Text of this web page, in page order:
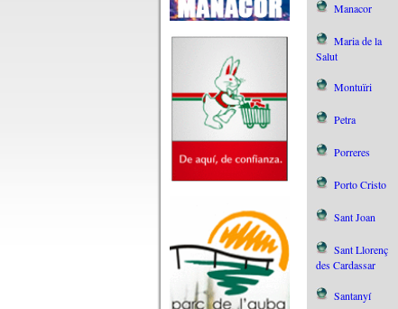
Manacor
Maria de la
Salut
Montuïri
Petra
Porreres
Porto Cristo
Sant Joan
Sant Llorenç
des Cardassar
Santanyí